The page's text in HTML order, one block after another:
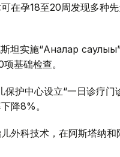
在孕18至20周发现多种
坦实施“Аналар
基础检查。
护中心设立“一日诊疗
降8%。
外科技术，在阿斯塔纳